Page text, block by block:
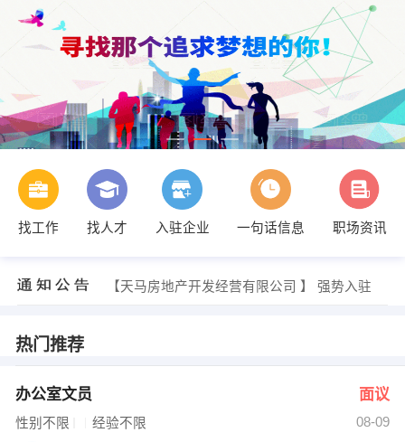
找工作 找人才 入驻企业 一句话信息
职场资讯
【天马房地产开发经营有限公司 】 强势入驻
李女士 发布 [保安 ] 招聘信息
热门推荐
办公室文员 面议
性别不限 经验不限
08-09